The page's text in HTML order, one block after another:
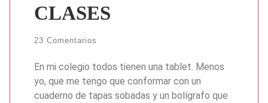
CLASES
23 Comentarios
En mi colegio todos tienen una tablet. Menos
yo, que me tengo que conformar con un
cuaderno de tapas sobadas y un bolígrafo que